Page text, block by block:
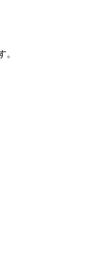
。